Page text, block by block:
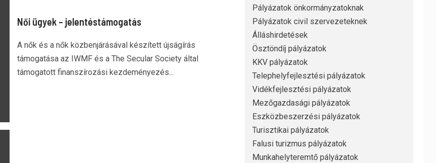
Női ügyek – jelentéstámogatás
A nők és a nők közbenjárásával készített újságírás
támogatása az IWMF és a The Secular Society által
támogatott finanszírozási kezdeményezés...
Pályázatok önkormányzatoknak
Pályázatok civil szervezeteknek
Álláshirdetések
Ösztöndíj pályázatok
KKV pályázatok
Telephelyfejlesztési pályázatok
Vidékfejlesztési pályázatok
Mezőgazdasági pályázatok
Eszközbeszerzési pályázatok
Turisztikai pályázatok
Falusi turizmus pályázatok
Munkahelyteremtő pályázatok